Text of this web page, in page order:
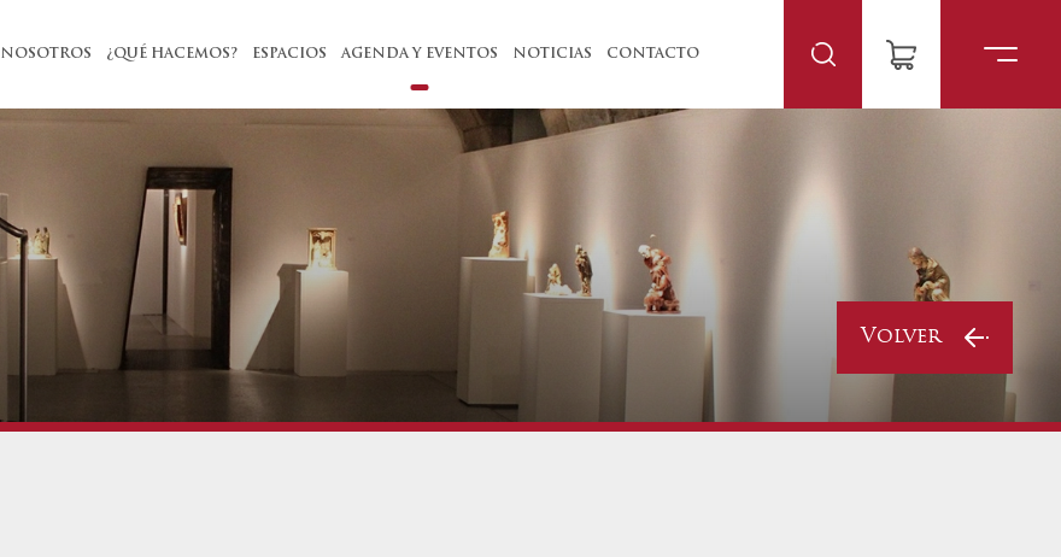
NOSOTROS ¿QUÉ HACEMOS? ESPACIOS AGENDA Y EVENTOS NOTICIAS CONTACTO
Volver